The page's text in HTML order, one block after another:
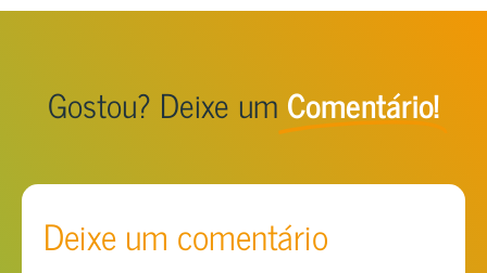
Gostou? Deixe um Comentário!
Deixe um comentário